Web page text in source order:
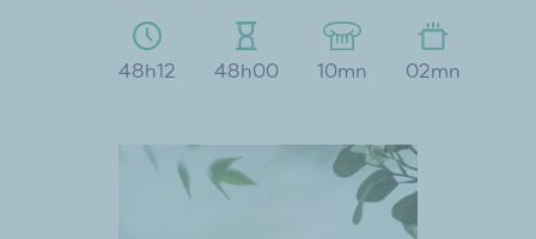
48h12 48h00 10mn 02mn